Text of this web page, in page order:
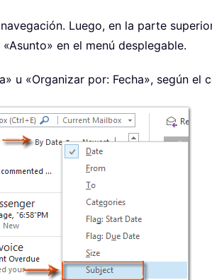
Luego, en la parte
en el menú desplegable.
u «Organizar por: Fecha», según el